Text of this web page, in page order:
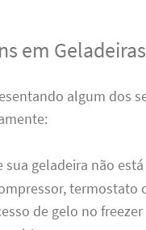
em Geladeiras
algum dos
sua geladeira não
termostato
de gelo no